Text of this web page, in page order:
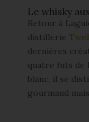
Le whisky
Retour à
distillerie
dernières
quatre futs de
blanc, il se
gourmand